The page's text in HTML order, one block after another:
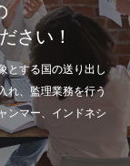
さい！
とする国の送り出し
れ、監理業務を行う
ンマー、インドネシ